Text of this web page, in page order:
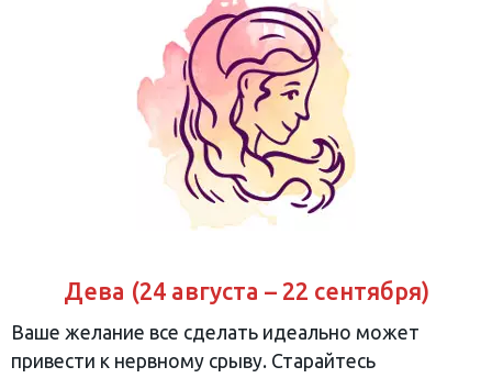
Дева (24 августа – 22 сентября)
Ваше желание все сделать идеально может
привести к нервному срыву. Старайтесь